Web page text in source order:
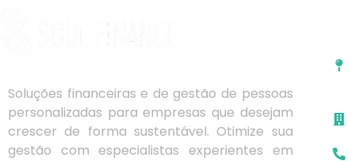
Soluções financeiras e de gestão de pessoas
personalizadas para empresas que desejam
crescer de forma sustentável. Otimize sua
gestão com especialistas experientes em